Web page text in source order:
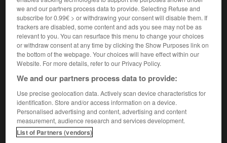
Taddeo Zuccari est l'une des personnalités les plus
importantes de la seconde moitié duxvi s. romain ; son
rôle, déterminant pour l'évolution de la peinture décorative
et monumentale à partir de 1550 environ, est comparable à
celui qu'avaient joué, à la génération précédente, Perino
del Vaga, Polidoro da Caravaggio ou Parmigianino. Son
influence se prolonge au-delà des limites chronologiques
à son frère Federico, qui le rejoint à Rome en 1550 et
collaborera à plusieurs reprises avec lui : au château de
Bracciano, à la Sala Regia du Vatican et à S. Maria dell'Orto,
notamment. Des artistes de moindre importance, comme
Raffaellino da Reggio, Cesare Nebbia, Niccolò Trometta,
we and our partners process data to provide. Selecting Refuse and
subscribe for 0.99€ > or withdrawing your consent will disable them. If
trackers are disabled, some content and ads you see may not be as
relevant to you. You can resurface this menu to change your choices
or withdraw consent at any time by clicking the Show Purposes link on
the bottom of the webpage. Your choices will have effect within our
Website. For more details, refer to our Privacy Policy.
We and our partners process data to provide:
Use precise geolocation data. Actively scan device characteristics for
identification. Store and/or access information on a device.
Personalised advertising and content, advertising and content
measurement, audience research and services development.
List of Partners (vendors)